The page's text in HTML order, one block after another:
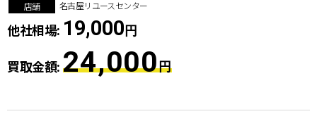
店舗
名古屋リユースセンター
他社相場: 19,000円
買取金額:24,000円